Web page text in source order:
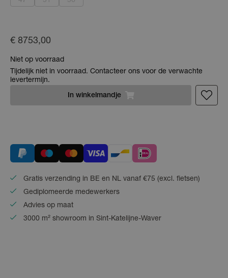
€ 8753,00
Niet op voorraad
Tijdelijk niet in voorraad. Contacteer ons voor de verwachte
levertermijn.
In winkelmandje
Gratis verzending in BE en NL vanaf €75 (excl. fietsen)
Gediplomeerde medewerkers
Advies op maat
3000 m² showroom in Sint-Katelijne-Waver